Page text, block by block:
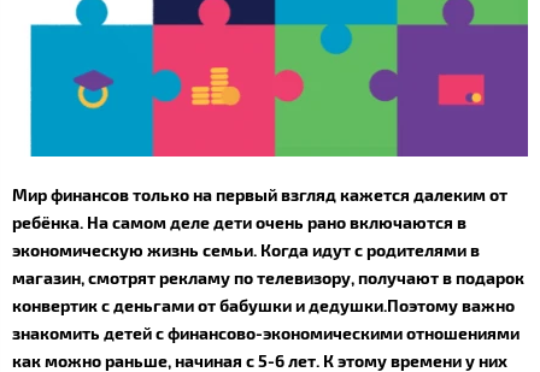
Мир финансов только на первый взгляд кажется далеким от
ребёнка. На самом деле дети очень рано включаются в
экономическую жизнь семьи. Когда идут с родителями в
магазин, смотрят рекламу по телевизору, получают в подарок
конвертик с деньгами от бабушки и дедушки.Поэтому важно
знакомить детей с финансово-экономическими отношениями
как можно раньше, начиная с 5-6 лет. К этому времени у них